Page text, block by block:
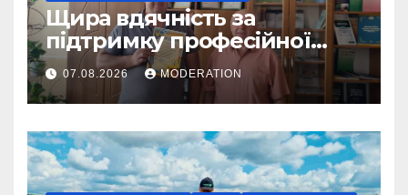
Щира вдячність за
підтримку професійної
освіти
07.08.2026 MODERATION